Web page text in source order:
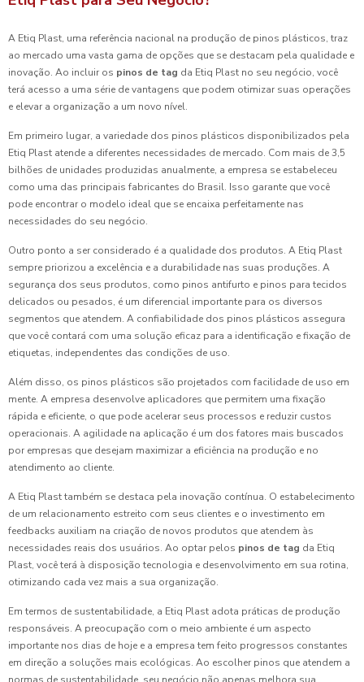
A Etiq Plast, uma referência nacional na produção de pinos plásticos, traz
ao mercado uma vasta gama de opções que se destacam pela qualidade e
inovação. Ao incluir os pinos de tag da Etiq Plast no seu negócio, você
terá acesso a uma série de vantagens que podem otimizar suas operações
e elevar a organização a um novo nível.
Em primeiro lugar, a variedade dos pinos plásticos disponibilizados pela
Etiq Plast atende a diferentes necessidades de mercado. Com mais de 3,5
bilhões de unidades produzidas anualmente, a empresa se estabeleceu
como uma das principais fabricantes do Brasil. Isso garante que você
pode encontrar o modelo ideal que se encaixa perfeitamente nas
necessidades do seu negócio.
Outro ponto a ser considerado é a qualidade dos produtos. A Etiq Plast
sempre priorizou a excelência e a durabilidade nas suas produções. A
segurança dos seus produtos, como pinos antifurto e pinos para tecidos
delicados ou pesados, é um diferencial importante para os diversos
segmentos que atendem. A confiabilidade dos pinos plásticos assegura
que você contará com uma solução eficaz para a identificação e fixação de
etiquetas, independentes das condições de uso.
Além disso, os pinos plásticos são projetados com facilidade de uso em
mente. A empresa desenvolve aplicadores que permitem uma fixação
rápida e eficiente, o que pode acelerar seus processos e reduzir custos
operacionais. A agilidade na aplicação é um dos fatores mais buscados
por empresas que desejam maximizar a eficiência na produção e no
atendimento ao cliente.
A Etiq Plast também se destaca pela inovação contínua. O estabelecimento
de um relacionamento estreito com seus clientes e o investimento em
feedbacks auxiliam na criação de novos produtos que atendem às
necessidades reais dos usuários. Ao optar pelos pinos de tag da Etiq
Plast, você terá à disposição tecnologia e desenvolvimento em sua rotina,
otimizando cada vez mais a sua organização.
Em termos de sustentabilidade, a Etiq Plast adota práticas de produção
responsáveis. A preocupação com o meio ambiente é um aspecto
importante nos dias de hoje e a empresa tem feito progressos constantes
em direção a soluções mais ecológicas. Ao escolher pinos que atendem a